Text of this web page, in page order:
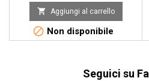
 Aggiungi al carrello
 Non disponibile
Seguici su